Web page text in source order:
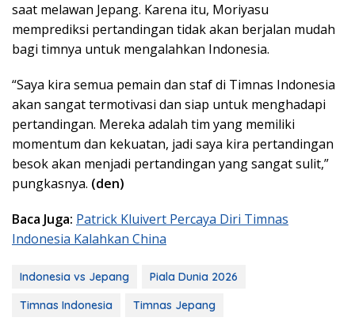
saat melawan Jepang. Karena itu, Moriyasu
memprediksi pertandingan tidak akan berjalan mudah
bagi timnya untuk mengalahkan Indonesia.
“Saya kira semua pemain dan staf di Timnas Indonesia
akan sangat termotivasi dan siap untuk menghadapi
pertandingan. Mereka adalah tim yang memiliki
momentum dan kekuatan, jadi saya kira pertandingan
besok akan menjadi pertandingan yang sangat sulit,”
pungkasnya. (den)
Baca Juga: Patrick Kluivert Percaya Diri Timnas
Indonesia Kalahkan China
Indonesia vs Jepang
Piala Dunia 2026
Timnas Indonesia
Timnas Jepang